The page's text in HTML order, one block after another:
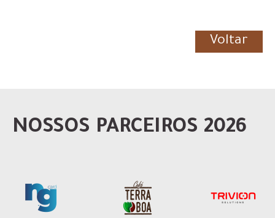
Voltar
NOSSOS PARCEIROS 2026